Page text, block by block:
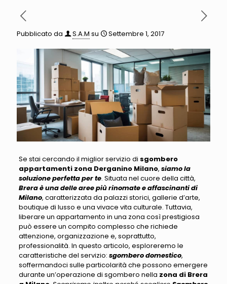
Pubblicato da S.A.M su Settembre 1, 2017
Se stai cercando il miglior servizio di sgombero
appartamenti zona Derganino Milano, siamo la
soluzione perfetta per te. Situata nel cuore della città,
Brera è una delle aree più rinomate e affascinanti di
Milano, caratterizzata da palazzi storici, gallerie d’arte,
boutique di lusso e una vivace vita culturale. Tuttavia,
liberare un appartamento in una zona così prestigiosa
può essere un compito complesso che richiede
attenzione, organizzazione e, soprattutto,
professionalità. In questo articolo, esploreremo le
caratteristiche del servizio: sgombero domestico,
soffermandoci sulle particolarità che possono emergere
durante un’operazione di sgombero nella zona di Brera